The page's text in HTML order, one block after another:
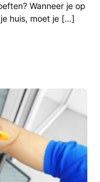
Wanneer je op
huis, moet je […]